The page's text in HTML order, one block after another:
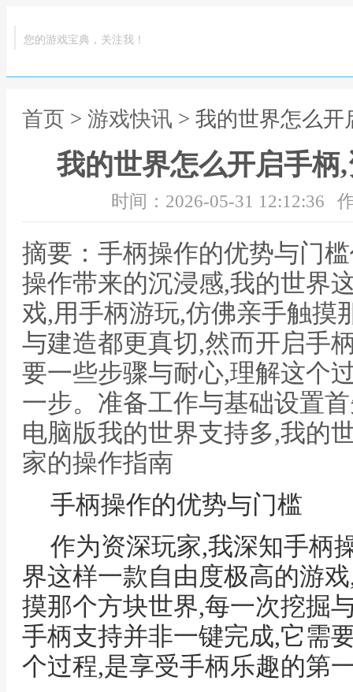
您的游戏宝典，关注我！
首页 > 游戏快讯 > 我的世界怎么
我的世界怎么开启手柄
时间：2026-05-31 12:12:36
摘要：手柄操作的优势与门
操作带来的沉浸感,我的世界
戏,用手柄游玩,仿佛亲手触摸
与建造都更真切,然而开启手
要一些步骤与耐心,理解这个
一步。准备工作与基础设置
电脑版我的世界支持多,我的
家的操作指南
手柄操作的优势与门槛
作为资深玩家,我深知手柄
界这样一款自由度极高的游
摸那个方块世界,每一次挖掘
手柄支持并非一键完成,它需
个过程,是享受手柄乐趣的第